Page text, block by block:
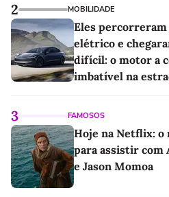
2 MOBILIDADE
Eles
elétrico e
difícil: o motor a
imbatível na
3 FAMOSOS
Hoje na Netflix:
para assistir com
e Jason Momoa